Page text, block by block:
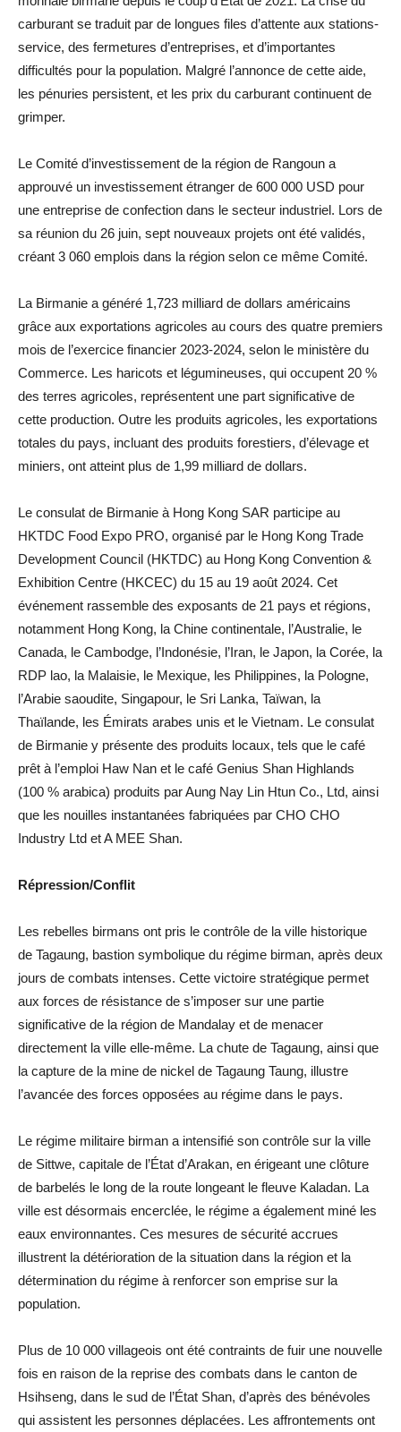
carburant se traduit par de longues files d’attente aux stations-
service, des fermetures d’entreprises, et d’importantes
difficultés pour la population. Malgré l’annonce de cette aide,
les pénuries persistent, et les prix du carburant continuent de
grimper.
Le Comité d’investissement de la région de Rangoun a
approuvé un investissement étranger de 600 000 USD pour
une entreprise de confection dans le secteur industriel. Lors de
sa réunion du 26 juin, sept nouveaux projets ont été validés,
créant 3 060 emplois dans la région selon ce même Comité.
La Birmanie a généré 1,723 milliard de dollars américains
grâce aux exportations agricoles au cours des quatre premiers
mois de l’exercice financier 2023-2024, selon le ministère du
Commerce. Les haricots et légumineuses, qui occupent 20 %
des terres agricoles, représentent une part significative de
cette production. Outre les produits agricoles, les exportations
totales du pays, incluant des produits forestiers, d’élevage et
miniers, ont atteint plus de 1,99 milliard de dollars.
Le consulat de Birmanie à Hong Kong SAR participe au
HKTDC Food Expo PRO, organisé par le Hong Kong Trade
Development Council (HKTDC) au Hong Kong Convention &
Exhibition Centre (HKCEC) du 15 au 19 août 2024. Cet
événement rassemble des exposants de 21 pays et régions,
notamment Hong Kong, la Chine continentale, l’Australie, le
Canada, le Cambodge, l’Indonésie, l’Iran, le Japon, la Corée, la
RDP lao, la Malaisie, le Mexique, les Philippines, la Pologne,
l’Arabie saoudite, Singapour, le Sri Lanka, Taïwan, la
Thaïlande, les Émirats arabes unis et le Vietnam. Le consulat
de Birmanie y présente des produits locaux, tels que le café
prêt à l’emploi Haw Nan et le café Genius Shan Highlands
(100 % arabica) produits par Aung Nay Lin Htun Co., Ltd, ainsi
que les nouilles instantanées fabriquées par CHO CHO
Industry Ltd et A MEE Shan.
Répression/Conflit
Les rebelles birmans ont pris le contrôle de la ville historique
de Tagaung, bastion symbolique du régime birman, après deux
jours de combats intenses. Cette victoire stratégique permet
aux forces de résistance de s’imposer sur une partie
significative de la région de Mandalay et de menacer
directement la ville elle-même. La chute de Tagaung, ainsi que
la capture de la mine de nickel de Tagaung Taung, illustre
l’avancée des forces opposées au régime dans le pays.
Le régime militaire birman a intensifié son contrôle sur la ville
de Sittwe, capitale de l’État d’Arakan, en érigeant une clôture
de barbelés le long de la route longeant le fleuve Kaladan. La
ville est désormais encerclée, le régime a également miné les
eaux environnantes. Ces mesures de sécurité accrues
illustrent la détérioration de la situation dans la région et la
détermination du régime à renforcer son emprise sur la
population.
Plus de 10 000 villageois ont été contraints de fuir une nouvelle
fois en raison de la reprise des combats dans le canton de
Hsihseng, dans le sud de l’État Shan, d’après des bénévoles
qui assistent les personnes déplacées. Les affrontements ont